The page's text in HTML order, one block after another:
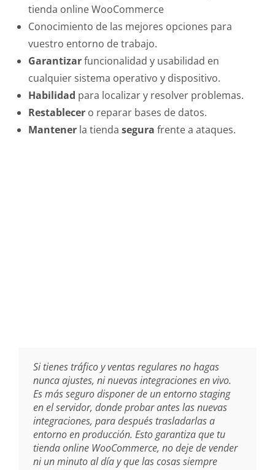
tienda online WooCommerce
Conocimiento de las mejores opciones para
vuestro entorno de trabajo.
Garantizarfuncionalidad y usabilidad en
cualquier sistema operativo y dispositivo.
Habilidad para localizar y resolver problemas.
Restablecero reparar bases de datos.
Mantenerla tienda segura frente a ataques.
Si tienes tráfico y ventas regulares no hagas
nunca ajustes, ni nuevas integraciones en vivo.
Es más seguro disponer de un entorno staging
en el servidor, donde probar antes las nuevas
integraciones, para después trasladarlas a
entorno en producción. Esto garantiza que tu
tienda online WooCommerce, no deje de vender
ni un minuto al día y que las cosas siempre